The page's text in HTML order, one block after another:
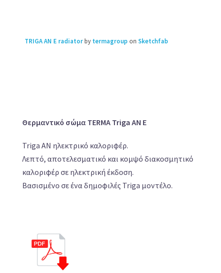
TRIGA AN E radiatorby termagroup on Sketchfab
Θερμαντικό σώμα TERMA Triga AN E
Triga AN ηλεκτρικό καλοριφέρ.
Λεπτό, αποτελεσματικό και κομψό διακοσμητικό
καλοριφέρ σε ηλεκτρική έκδοση.
Βασισμένο σε ένα δημοφιλές Triga μοντέλο.